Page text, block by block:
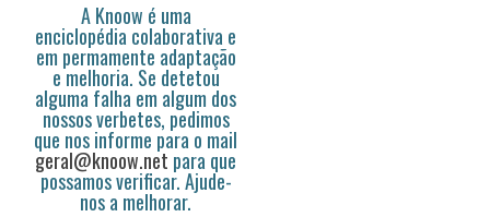
A Knoow é uma
enciclopédia colaborativa e
em permamente adaptação
e melhoria. Se detetou
alguma falha em algum dos
nossos verbetes, pedimos
que nos informe para o mail
geral@knoow.net para que
possamos verificar. Ajude-
nos a melhorar.